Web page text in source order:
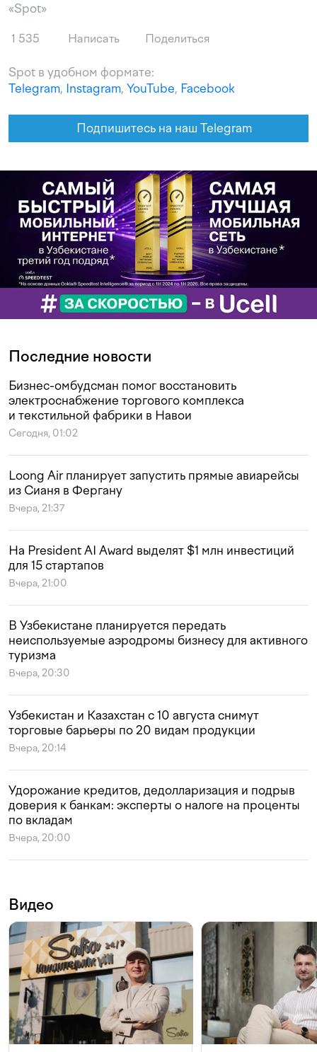
«Spot»
1 535 Написать Поделиться
Spot в удобном формате:
Telegram, Instagram, YouTube, Facebook
Подпишитесь на наш Telegram
Последние новости
Бизнес-омбудсман помог восстановить
электроснабжение торгового комплекса
и текстильной фабрики в Навои
Сегодня, 01:02
Loong Air планирует запустить прямые авиарейсы
из Сианя в Фергану
Вчера, 21:37
На President AI Award выделят $1 млн инвестиций
для 15 стартапов
Вчера, 21:00
В Узбекистане планируется передать
неиспользуемые аэродромы бизнесу для активного
туризма
Вчера, 20:30
Узбекистан и Казахстан с 10 августа снимут
торговые барьеры по 20 видам продукции
Вчера, 20:14
Удорожание кредитов, дедолларизация и подрыв
доверия к банкам: эксперты о налоге на проценты
по вкладам
Вчера, 20:00
Видео